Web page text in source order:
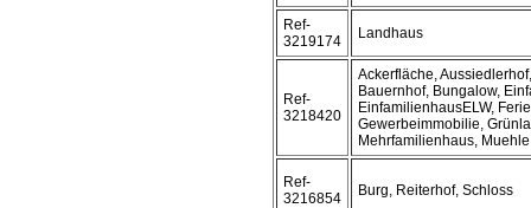
Ref-
3219174
Landhaus
Ref-
3218420
Ackerfläche,
Bauernhof, Bungalow,
EinfamilienhausELW,
Gewerbeimmobilie,
Mehrfamilienhaus,
Ref-
3216854
Burg, Reiterhof, Schloss